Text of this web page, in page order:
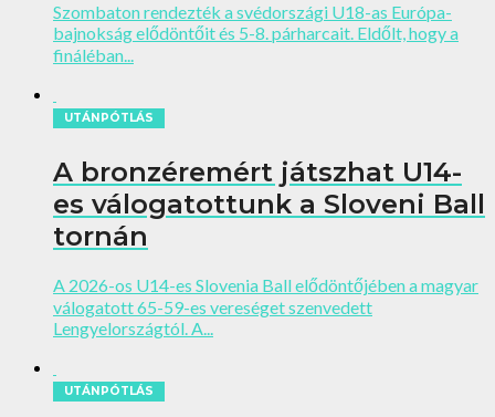
Szombaton rendezték a svédországi U18-as Európa-
bajnokság elődöntőit és 5-8. párharcait. Eldőlt, hogy a
fináléban...
UTÁNPÓTLÁS
A bronzéremért játszhat U14-
es válogatottunk a Sloveni Ball
tornán
A 2026-os U14-es Slovenia Ball elődöntőjében a magyar
válogatott 65-59-es vereséget szenvedett
Lengyelországtól. A...
UTÁNPÓTLÁS